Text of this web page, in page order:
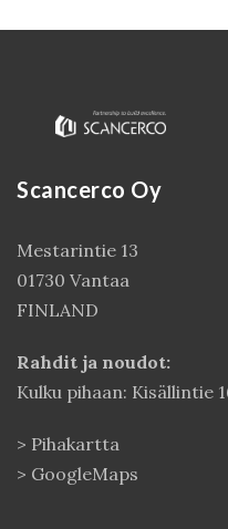
Scancerco Oy
Mestarintie 13
01730 Vantaa
FINLAND
Rahdit ja noudot:
Kulku pihaan: Kisällintie
> Pihakartta
> GoogleMaps